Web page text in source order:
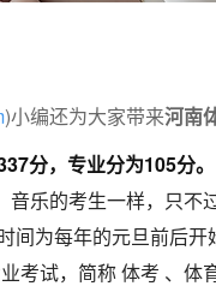
)小编还为大家带来河南
分，专业分为105分。
乐的考生一样，只不
间为每年的元旦前后
考试，简称 体考 、体